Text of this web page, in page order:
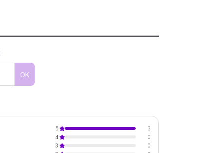
OK
5
3
4
0
3
0